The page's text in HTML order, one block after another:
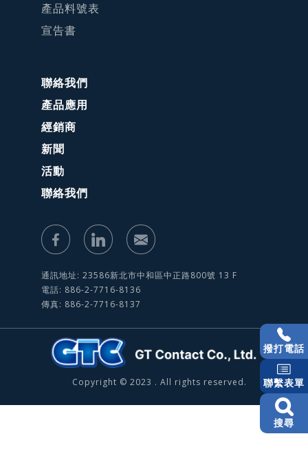
產品料號表
宣告書
聯絡我們
產品應用
經銷商
新聞
活動
聯絡我們
通訊地址: 23586新北市中和區中正路800號 13 F
電話: 886-2-7716-8136
傳真: 886-2-7716-8137
Copyright © 2023 . All rights reserved.
撥打電話
聯繫表單
搜尋